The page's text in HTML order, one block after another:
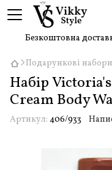
Безкоштовна
Подарункові набори
Набір
Cream Body
Артикул: 406/933